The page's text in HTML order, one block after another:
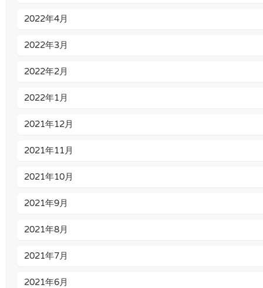
2022年4月
2022年3月
2022年2月
2022年1月
2021年12月
2021年11月
2021年10月
2021年9月
2021年8月
2021年7月
2021年6月